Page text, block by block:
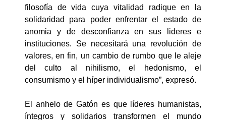
filosofía de vida cuya vitalidad radique en la
solidaridad para poder enfrentar el estado de
anomia y de desconfianza en sus lideres e
instituciones. Se necesitará una revolución de
valores, en fin, un cambio de rumbo que le aleje
del culto al nihilismo, el hedonismo, el
consumismo y el híper individualismo”, expresó.
El anhelo de Gatón es que líderes humanistas,
íntegros y solidarios transformen el mundo